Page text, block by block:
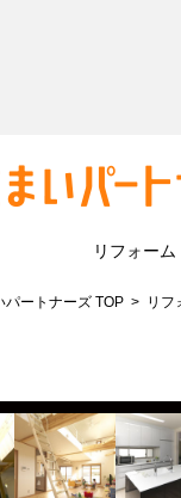
リフォーム
パートナーズ TOP リフ